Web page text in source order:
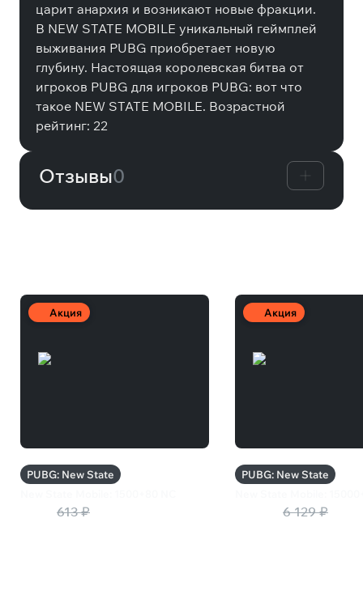
царит анархия и возникают новые фракции.
В NEW STATE MOBILE уникальный геймплей
выживания PUBG приобретает новую
глубину. Настоящая королевская битва от
игроков PUBG для игроков PUBG: вот что
такое NEW STATE MOBILE. Возрастной
рейтинг: 22
Отзывы0
Акция
PUBG: New State
613 ₽
Акция
PUBG: New State
6 129 ₽